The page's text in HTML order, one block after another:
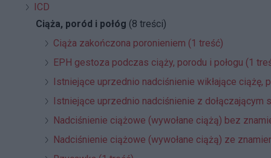
ICD
Ciąża, poród i połóg (8 treści)
Ciąża zakończona poronieniem (1 treść)
EPH gestoza podczas ciąży, porodu i połogu (1
Istniejące uprzednio nadciśnienie wikłające ciążę,
Istniejące uprzednio nadciśnienie z dołączającym
Nadciśnienie ciążowe (wywołane ciążą) bez
Nadciśnienie ciążowe (wywołane ciążą) ze